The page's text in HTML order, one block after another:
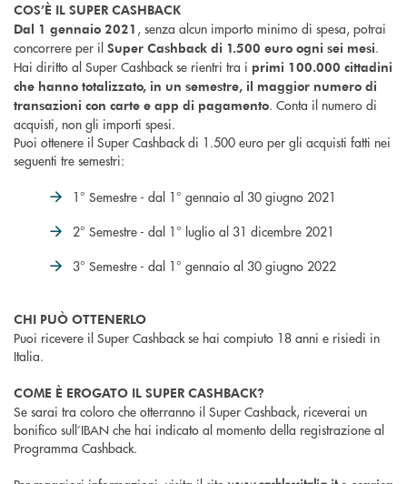
COS’È IL SUPER CASHBACK
Dal 1 gennaio 2021 , senza alcun importo minimo di spesa, potrai
concorrere per il Super Cashback di 1.500 euro ogni sei mesi.
Hai diritto al Super Cashback se rientri tra i primi 100.000 cittadini
che hanno totalizzato, in un semestre, il maggior numero di
transazioni con carte e app di pagamento. Conta il numero di
acquisti, non gli importi spesi.
Puoi ottenere il Super Cashback di 1.500 euro per gli acquisti fatti nei
seguenti tre semestri:
1° Semestre - dal 1° gennaio al 30 giugno 2021
2° Semestre - dal 1° luglio al 31 dicembre 2021
3° Semestre - dal 1° gennaio al 30 giugno 2022
CHI PUÒ OTTENERLO
Puoi ricevere il Super Cashback se hai compiuto 18 anni e risiedi in
Italia.
COME È EROGATO IL SUPER CASHBACK?
Se sarai tra coloro che otterranno il Super Cashback, riceverai un
bonifico sull’IBAN che hai indicato al momento della registrazione al
Programma Cashback.